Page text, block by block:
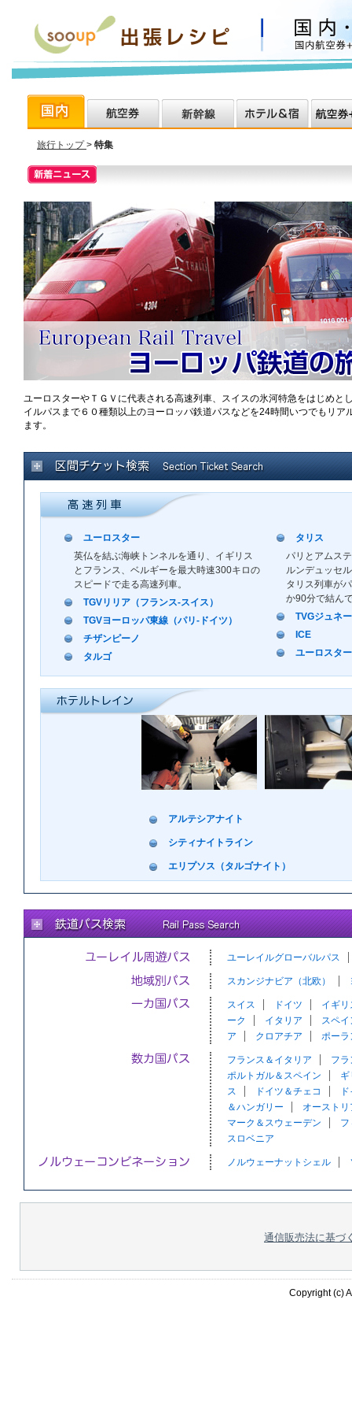
旅行トップ> 特集
ユーロスターやＴＧＶに代表される高速列車、スイスの氷河特急をはじめと
イルパスまで６０種類以上のヨーロッパ鉄道パスなどを24時間いつでもリア
ます。
ユーロスター
英仏を結ぶ海峡トンネルを通り、イギリス
とフランス、ベルギーを最大時速300キロの
スピードで走る高速列車。
TGVリリア（フランス-スイス）
TGVヨーロッパ東線（パリ-ドイツ）
チザンピーノ
タルゴ
タリス
パリとアムス
ルンデュッセ
タリス列車が
か90分で結ん
TVGジュネ
ICE
ユーロスタ
アルテシアナイト
シティナイトライン
エリプソス（タルゴナイト）
ユーレイルグローバルパス
スカンジナビア（北欧）
スイス ドイツ
イギ
ーク
イタリア
スペイ
ア
クロアチア ポーラ
フランス＆イタリア
フ
ポルトガル＆スペイン
ギ
ス
ドイツ＆チェコ
＆ハンガリー
オースト
マーク＆スウェーデン
スロベニア
ノルウェーナットシェル
通信販売法に基づ
Copyright (c)